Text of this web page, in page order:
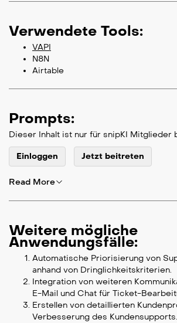
Verwendete Tools:
VAPI
N8N
Airtable
Prompts:
Dieser Inhalt ist nur für snipKI Mitglieder
Einloggen Jetzt beitreten
Read More
Weitere mögliche
Anwendungsfälle:
Automatische Priorisierung von
anhand von Dringlichkeitskriterien.
Integration von weiteren
E-Mail und Chat für Ticket-
Erstellen von detaillierten
Verbesserung des Kundensupports.